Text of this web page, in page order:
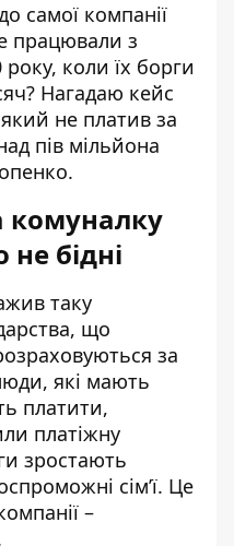
самої компанії
працювали з
коли їх борги
Нагадаю кейс
не платив за
пів мільйона
комуналку
бідні
таку
що
за
які мають
платити,
платіжну
зростають
сім’ї. Це
–